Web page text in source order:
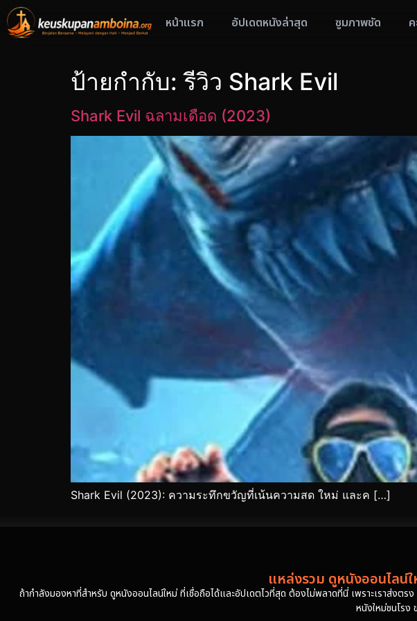
หน้าแรก อัปเดตหนังล่าสุด ซูมภาพชัด
ป้ายกำกับ:รีวิว Shark Evil
Shark Evil ฉลามเดือด (2023)
Shark Evil (2023): ความระทึกขวัญที่เน้นความสด ใหม่ และค […]
แหล่งรวม ดูหนังออนไลน์
ถ้ากำลังมองหาที่สำหรับ ดูหนังออนไลน์ใหม่ ที่เชื่อถือได้และอัปเดตไวที่สุด ต้องไม่พลาดที่นี่ เพราะเราส่งต
หนังใหม่ชนโรง